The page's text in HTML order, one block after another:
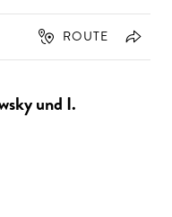
ROUTE
und I.